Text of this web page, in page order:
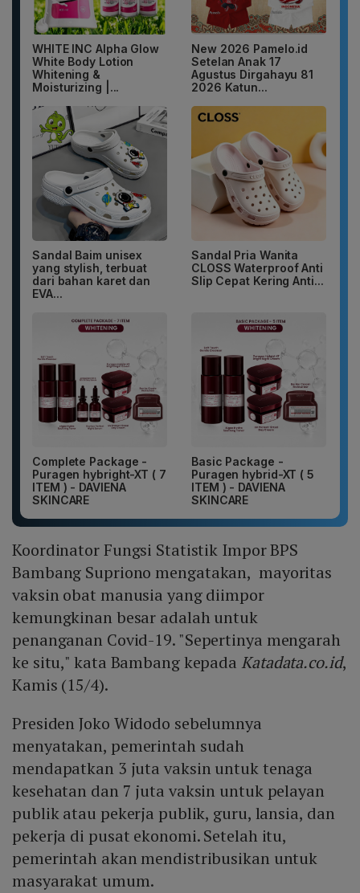
WHITE INC Alpha Glow
White Body Lotion
Whitening &
Moisturizing |...
New 2026 Pamelo.id
Setelan Anak 17
Agustus Dirgahayu 81
2026 Katun...
Sandal Baim unisex
yang stylish, terbuat
dari bahan karet dan
EVA...
Sandal Pria Wanita
CLOSS Waterproof Anti
Slip Cepat Kering Anti...
Complete Package -
Puragen hybright-XT ( 7
ITEM ) - DAVIENA
SKINCARE
Basic Package -
Puragen hybrid-XT ( 5
ITEM ) - DAVIENA
SKINCARE
Koordinator Fungsi Statistik Impor BPS
Bambang Supriono mengatakan, mayoritas
vaksin obat manusia yang diimpor
kemungkinan besar adalah untuk
penanganan Covid-19. "Sepertinya mengarah
ke situ," kata Bambang kepada Katadata.co.id,
Kamis (15/4).
Presiden Joko Widodo sebelumnya
menyatakan, pemerintah sudah
mendapatkan 3 juta vaksin untuk tenaga
kesehatan dan 7 juta vaksin untuk pelayan
publik atau pekerja publik, guru, lansia, dan
pekerja di pusat ekonomi. Setelah itu,
pemerintah akan mendistribusikan untuk
masyarakat umum.